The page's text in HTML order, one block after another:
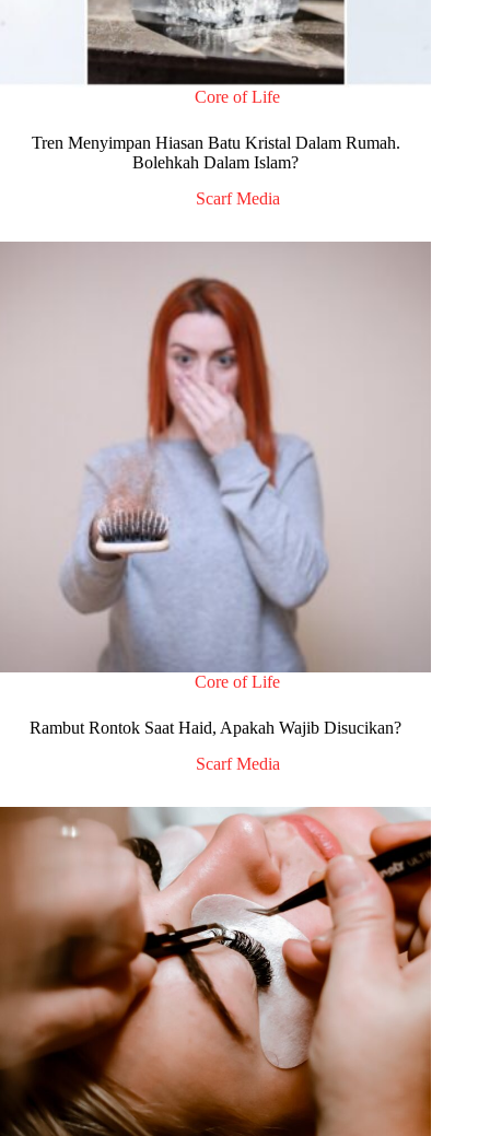
Core of Life
Tren Menyimpan Hiasan Batu Kristal Dalam Rumah.
Bolehkah Dalam Islam?
Scarf Media
Core of Life
Rambut Rontok Saat Haid, Apakah Wajib Disucikan?
Scarf Media